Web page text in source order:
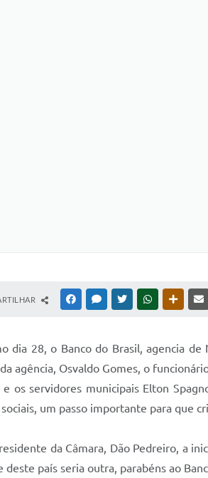
FACEBOOKMESSENGER
TWITTERWHATSAPP
dia 28, o Banco do Brasil, agencia
agência, Osvaldo Gomes, o
e os servidores municipais Elton
um passo importante para que
da Câmara, Dão Pedreiro, a
deste país seria outra, parabéns ao